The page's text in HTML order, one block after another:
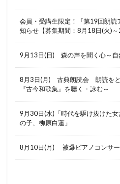
会員・受講生限定！『第19回朗読
知らせ【募集期間：8月18日(火)～
9月13日(日) 森の声を聞く心～自
8月3日(月) 古典朗読会 朗読を
『古今和歌集』を聴く・詠む～
9月30日(水)「時代を駆け抜けた
の子、柳原白蓮」
8月10日(月) 被爆ピアノコンサー